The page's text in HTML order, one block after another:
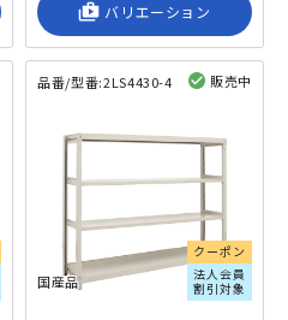
shop_2 バリエーション
品番/型番:2LS4430-4 販売中
クーポン
法人会員
割引対象
国産品